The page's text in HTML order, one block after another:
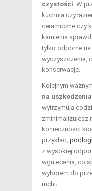
czystości. W
kuchnia czy
ceramiczne czy
kamienia
tylko odporne na
wyczyszczenia,
konserwację.
Kolejnym
na uszkodzenia
wytrzymują
zminimalizujesz
konieczności
przykład, podłogi
z wysokiej
wgniecenia, co
wyborem do
ruchu.